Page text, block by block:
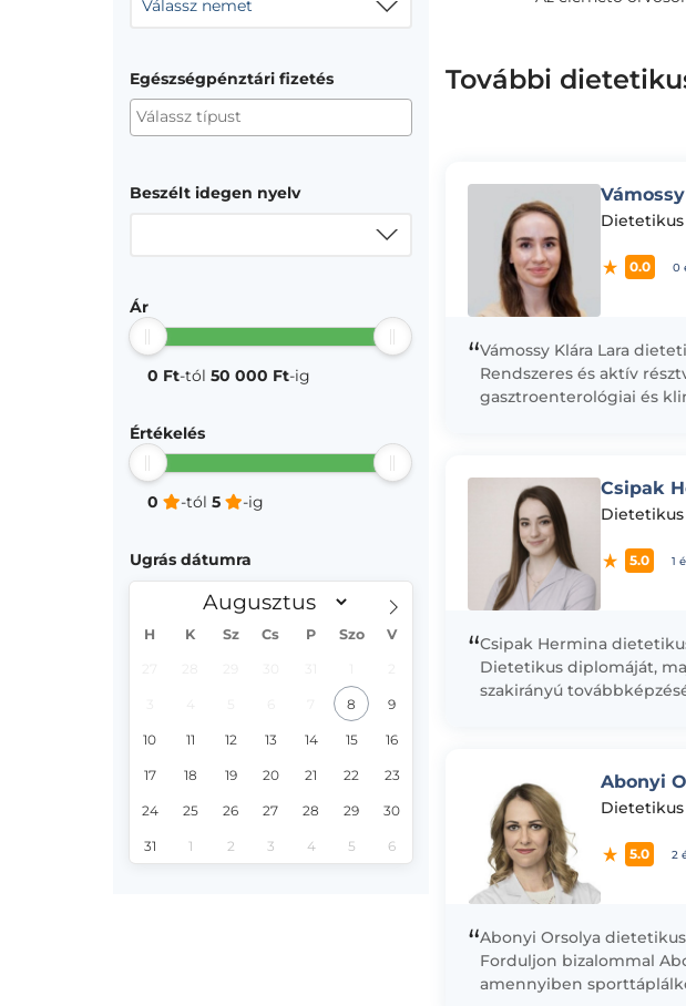
Válassz nemet
Egészségpénztári fizetés
Beszélt idegen nyelv
Ár
0 Ft-tól 50 000 Ft-ig
Értékelés
0 -tól 5 -ig
Ugrás dátumra
H K Sz Cs P Szo V
8 9
10 11 12 13 14 15 16
17 18 19 20 21 22 23
24 25 26 27 28 29 30
31 1 2 3 4 5 6
További
Dietetikus
0.0 0
“Vámossy Klára Lara
Rendszeres és aktív
gasztroenterológiai és
Csipak
Dietetikus
5.0 1
“Csipak Hermina
Dietetikus diplomáját,
szakirányú
Abonyi
Dietetikus
5.0 2
“Abonyi Orsolya
Forduljon bizalommal
amennyiben